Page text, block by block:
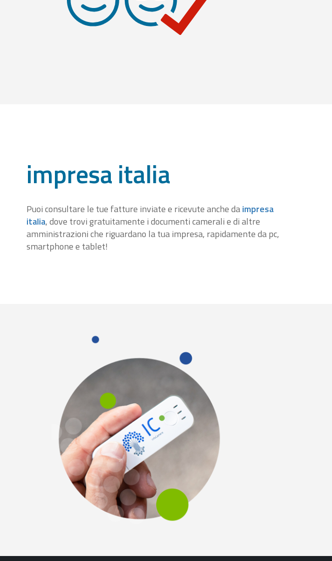
impresa italia
Puoi consultare le tue fatture inviate e ricevute anche daimpresa
italia, dove trovi gratuitamente i documenti camerali e di altre
amministrazioni che riguardano la tua impresa, rapidamente da pc,
smartphone e tablet!